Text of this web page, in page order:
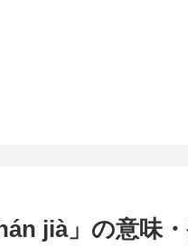
jià」の意味